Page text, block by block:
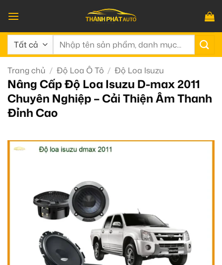
qua
nội
dung
Tìm
Trang chủ / Độ Loa Ô Tô / Độ Loa Isuzu
Nâng Cấp Độ Loa Isuzu D-max 2011
Chuyên Nghiệp – Cải Thiện Âm Thanh
Đỉnh Cao